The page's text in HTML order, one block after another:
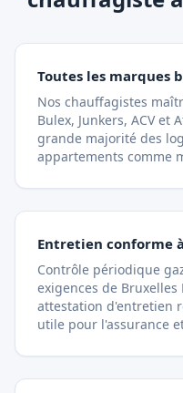
Toutes les marques
Nos chauffagistes
Bulex, Junkers, ACV
grande majorité des
appartements comme
Entretien conforme
Contrôle périodique
exigences de Bruxelles
attestation d'entretien
utile pour l'assurance